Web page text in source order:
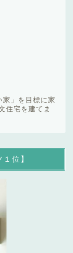
家」を目標に家
住宅を建てま
位】